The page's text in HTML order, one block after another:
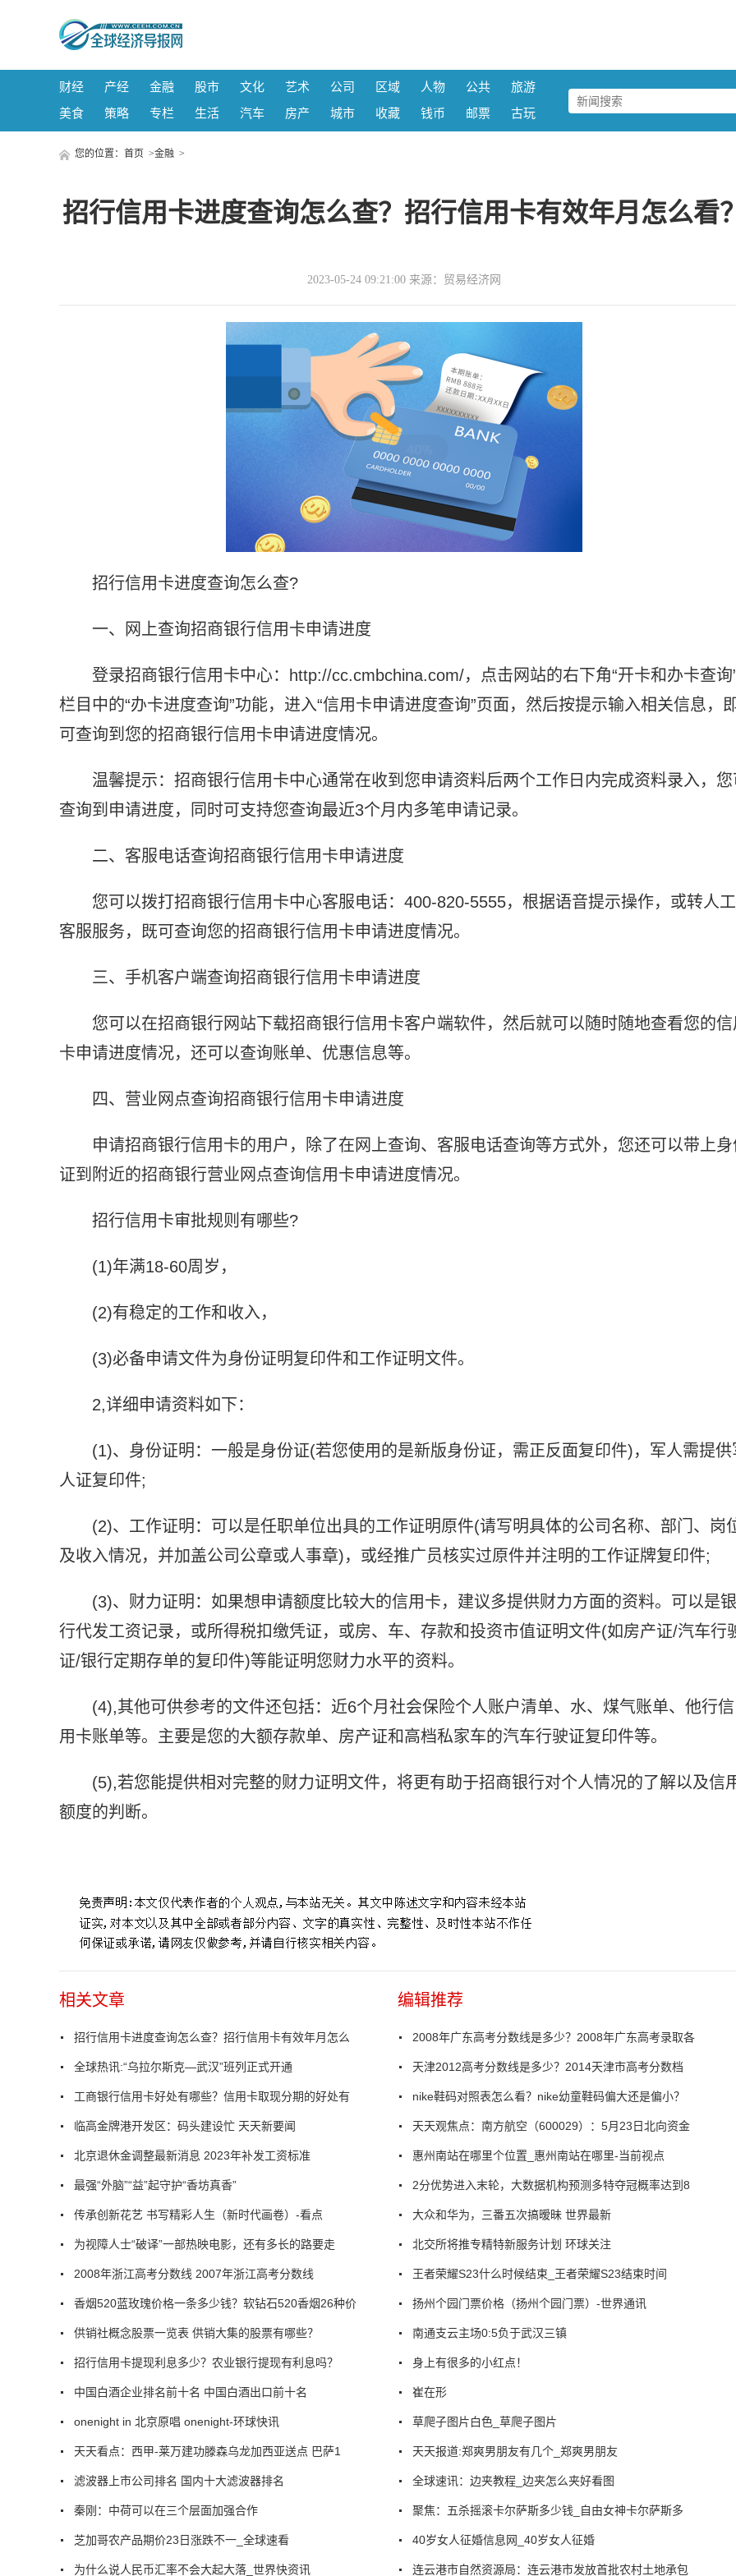
财经 产经 金融 股市 文化 艺术 公司 区域 人物 公共
旅游
美食
策略 专栏 生活 汽车 房产 城市 收藏 钱币 邮票 古玩
您的位置： 首页 >金融 >
招行信用卡进度查询怎么查？招行信用卡有效年月怎么看？
2023-05-24 09:21:00 来源：贸易经济网
招行信用卡进度查询怎么查?
一、网上查询招商银行信用卡申请进度
登录招商银行信用卡中心：http://cc.cmbchina.com/，点击网站的右下角“开卡和办卡查询
栏目中的“办卡进度查询”功能，进入“信用卡申请进度查询”页面，然后按提示输入相关信息，
可查询到您的招商银行信用卡申请进度情况。
温馨提示：招商银行信用卡中心通常在收到您申请资料后两个工作日内完成资料录入，您
查询到申请进度，同时可支持您查询最近3个月内多笔申请记录。
二、客服电话查询招商银行信用卡申请进度
您可以拨打招商银行信用卡中心客服电话：400-820-5555，根据语音提示操作，或转人工
客服服务，既可查询您的招商银行信用卡申请进度情况。
三、手机客户端查询招商银行信用卡申请进度
您可以在招商银行网站下载招商银行信用卡客户端软件，然后就可以随时随地查看您的信
卡申请进度情况，还可以查询账单、优惠信息等。
四、营业网点查询招商银行信用卡申请进度
申请招商银行信用卡的用户，除了在网上查询、客服电话查询等方式外，您还可以带上身
证到附近的招商银行营业网点查询信用卡申请进度情况。
招行信用卡审批规则有哪些?
(1)年满18-60周岁，
(2)有稳定的工作和收入，
(3)必备申请文件为身份证明复印件和工作证明文件。
2,详细申请资料如下：
(1)、身份证明：一般是身份证(若您使用的是新版身份证，需正反面复印件)，军人需提供
人证复印件;
(2)、工作证明：可以是任职单位出具的工作证明原件(请写明具体的公司名称、部门、岗
及收入情况，并加盖公司公章或人事章)，或经推广员核实过原件并注明的工作证牌复印件;
(3)、财力证明：如果想申请额度比较大的信用卡，建议多提供财力方面的资料。可以是银
行代发工资记录，或所得税扣缴凭证，或房、车、存款和投资市值证明文件(如房产证/汽车行
证/银行定期存单的复印件)等能证明您财力水平的资料。
(4),其他可供参考的文件还包括：近6个月社会保险个人账户清单、水、煤气账单、他行信
用卡账单等。主要是您的大额存款单、房产证和高档私家车的汽车行驶证复印件等。
(5),若您能提供相对完整的财力证明文件，将更有助于招商银行对个人情况的了解以及信
额度的判断。
相关文章
招行信用卡进度查询怎么查？招行信用卡有效年月怎么
全球热讯:“乌拉尔斯克—武汉”班列正式开通
工商银行信用卡好处有哪些？信用卡取现分期的好处有
临高金牌港开发区：码头建设忙 天天新要闻
北京退休金调整最新消息 2023年补发工资标准
最强“外脑”“益”起守护“香坊真香”
传承创新花艺 书写精彩人生（新时代画卷）-看点
为视障人士“破译”一部热映电影，还有多长的路要走
2008年浙江高考分数线 2007年浙江高考分数线
香烟520蓝玫瑰价格一条多少钱？软钻石520香烟26种价
供销社概念股票一览表 供销大集的股票有哪些？
招行信用卡提现利息多少？农业银行提现有利息吗？
中国白酒企业排名前十名 中国白酒出口前十名
onenight in 北京原唱 onenight-环球快讯
天天看点：西甲-莱万建功滕森乌龙加西亚送点 巴萨1
滤波器上市公司排名 国内十大滤波器排名
秦刚：中荷可以在三个层面加强合作
芝加哥农产品期价23日涨跌不一_全球速看
为什么说人民币汇率不会大起大落_世界快资讯
编辑推荐
2008年广东高考分数线是多少？2008年广东高考录取各
天津2012高考分数线是多少？2014天津市高考分数档
nike鞋码对照表怎么看？nike幼童鞋码偏大还是偏小？
天天观焦点：南方航空（600029）：5月23日北向资金
惠州南站在哪里个位置_惠州南站在哪里-当前视点
2分优势进入末轮，大数据机构预测多特夺冠概率达到8
大众和华为，三番五次搞暧昧 世界最新
北交所将推专精特新服务计划 环球关注
王者荣耀S23什么时候结束_王者荣耀S23结束时间
扬州个园门票价格（扬州个园门票）-世界通讯
南通支云主场0:5负于武汉三镇
身上有很多的小红点！
崔在形
草爬子图片白色_草爬子图片
天天报道:郑爽男朋友有几个_郑爽男朋友
全球速讯：边夹教程_边夹怎么夹好看图
聚焦：五杀摇滚卡尔萨斯多少钱_自由女神卡尔萨斯多
40岁女人征婚信息网_40岁女人征婚
连云港市自然资源局：连云港市发放首批农村土地承包